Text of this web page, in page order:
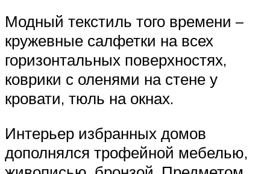
Модный текстиль того времени –
кружевные салфетки на всех
горизонтальных поверхностях,
коврики с оленями на стене у
кровати, тюль на окнах.
Интерьер избранных домов
дополнялся трофейной мебелью,